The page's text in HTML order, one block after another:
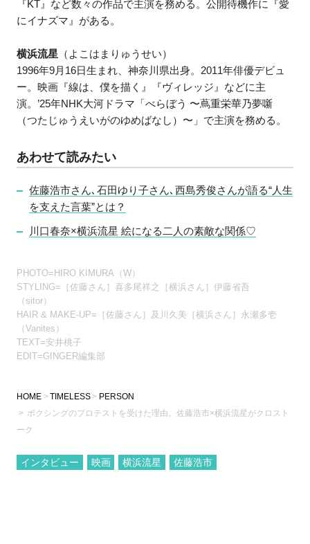
『KT』など数々の作品で主演を務める。公開待機作に『愛
にイナズマ』がある。
横浜流星 （よこはまりゅうせい）
1996年9月16日生まれ、神奈川県出身。2011年俳優デビュ
ー。映画『線は、僕を描く』『ヴィレッジ』などに主
演。’25年NHK大河ドラマ「べらぼう 〜蔦重栄華乃夢噺
（つたじゅうえいがのゆめばなし）〜」で主演を務める。
あわせて読みたい
佐藤浩市さん､石田ゆり子さん､西島秀俊さんが語る“人生
を支えた言葉”とは？
川口春奈×横浜流星 絵になる二人の素敵な関係♡
PHOTO=HIRO KIMURA（W）
STYLING=［佐藤さん］喜多尾祥之［横浜さん］伊藤省吾
（sitor）
HAIR & MAKE-UP=［佐藤さん］及川久美［横浜さん］永瀬多壱
（Vanites）
TEXT=安井桃子
EDIT=GINGER編集部
HOME TIMELESS
PERSON
ボクシングのプロテストを受けた理由。佐藤浩市×横浜流星がクロスト
ーク
インタビュー 映画 横浜流星 佐藤浩市